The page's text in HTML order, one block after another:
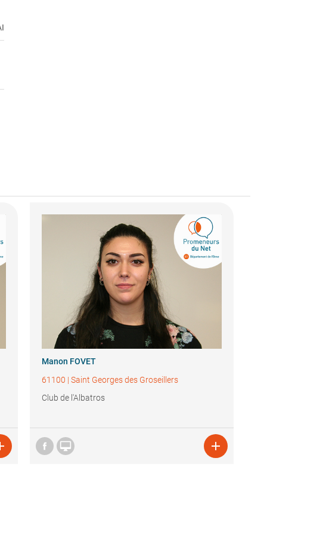
Manon FOVET
61100 |Saint Georges des Groseillers
Club de l'Albatros
 